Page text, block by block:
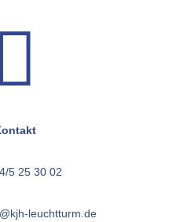

5 25 30 02
leuchtturm.de